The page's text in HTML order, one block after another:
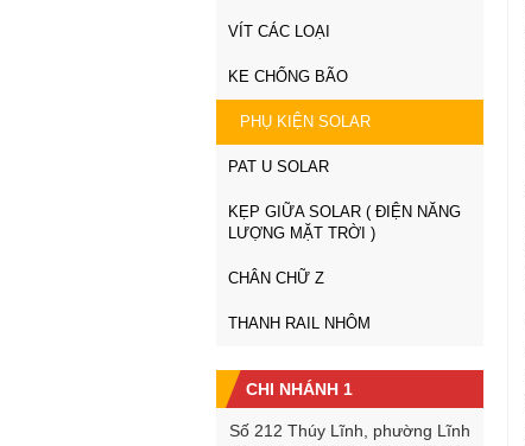
VÍT CÁC LOẠI
KE CHỐNG BÃO
PHỤ KIỆN SOLAR
PAT U SOLAR
KẸP GIỮA SOLAR ( ĐIỆN NĂNG
LƯỢNG MẶT TRỜI )
CHÂN CHỮ Z
THANH RAIL NHÔM
CHI NHÁNH 1
Số 212 Thúy Lĩnh, phường Lĩnh